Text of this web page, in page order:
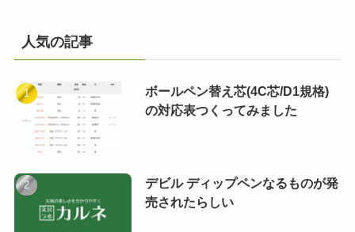
人気の記事
ボールペン替え芯(4C芯/D1規格)
の対応表つくってみました
デビル ディップペンなるものが発
売されたらしい